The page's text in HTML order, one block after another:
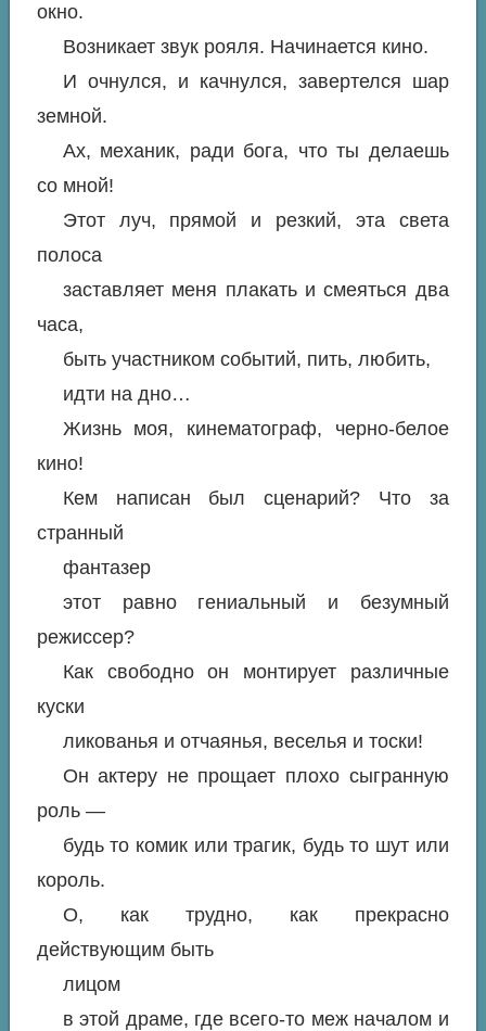
окно.
Возникает звук рояля. Начинается кино.
И очнулся, и качнулся, завертелся шар
земной.
Ах, механик, ради бога, что ты делаешь
со мной!
Этот луч, прямой и резкий, эта света
полоса
заставляет меня плакать и смеяться два
часа,
быть участником событий, пить, любить,
идти на дно…
Жизнь моя, кинематограф, черно-белое
кино!
Кем написан был сценарий? Что за
странный
фантазер
этот равно гениальный и безумный
режиссер?
Как свободно он монтирует различные
куски
ликованья и отчаянья, веселья и тоски!
Он актеру не прощает плохо сыгранную
роль —
будь то комик или трагик, будь то шут или
король.
О, как трудно, как прекрасно
действующим быть
лицом
в этой драме, где всего-то меж началом и